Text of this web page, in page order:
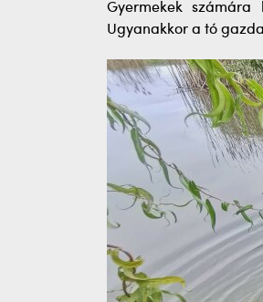
Gyermekek számára
Ugyanakkor a tó